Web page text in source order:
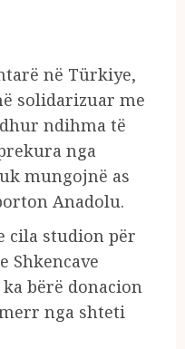
në Türkiye,
solidarizuar me
ndihma të
nga
mungojnë as
Anadolu.
cila studion për
Shkencave
bërë donacion
nga shteti